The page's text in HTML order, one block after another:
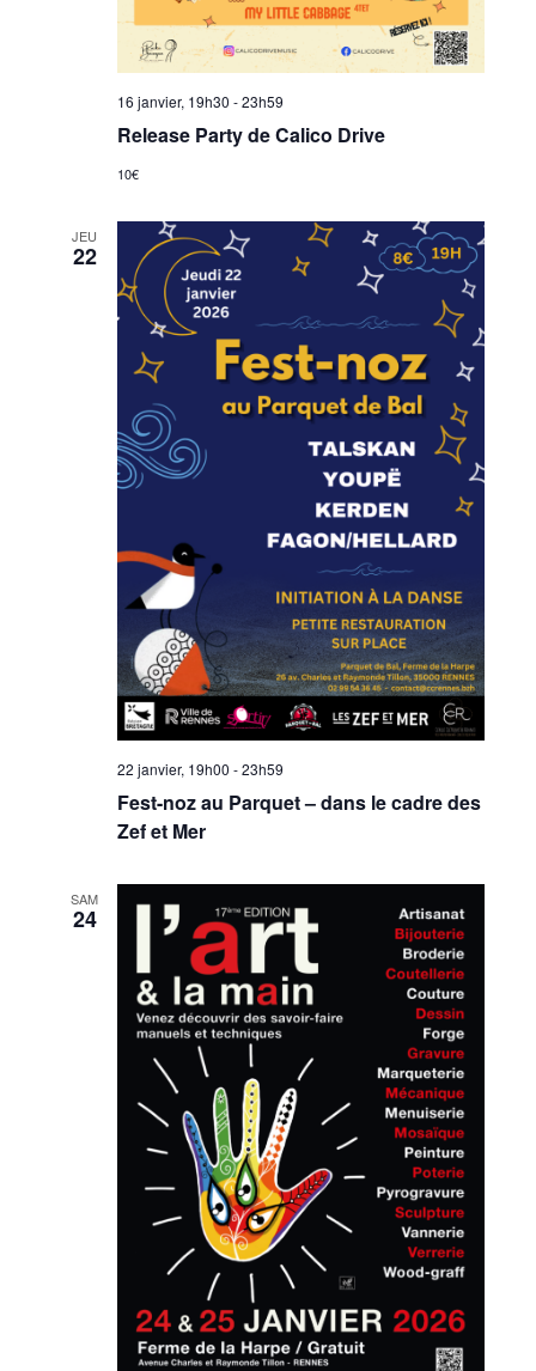
16 janvier, 19h30 -23h59
Release Party de Calico Drive
10€
JEU
22
22 janvier, 19h00 -23h59
Fest-noz au Parquet – dans le cadre des
Zef et Mer
SAM
24